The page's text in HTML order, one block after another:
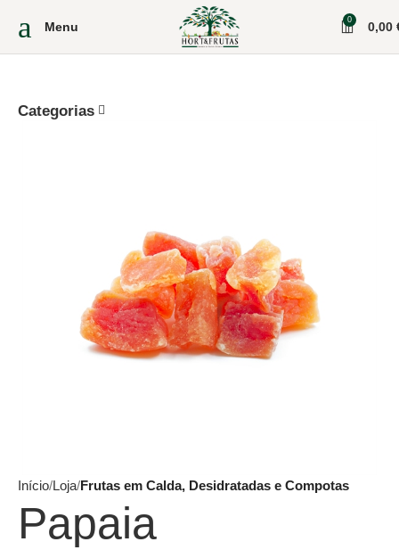
Menu 0 0,00
Categorias
Início Loja Frutas em Calda, Desidratadas e Compotas
Papaia